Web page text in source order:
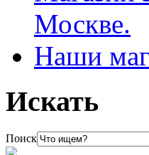
Москве.
Наши
Искать
Поиск